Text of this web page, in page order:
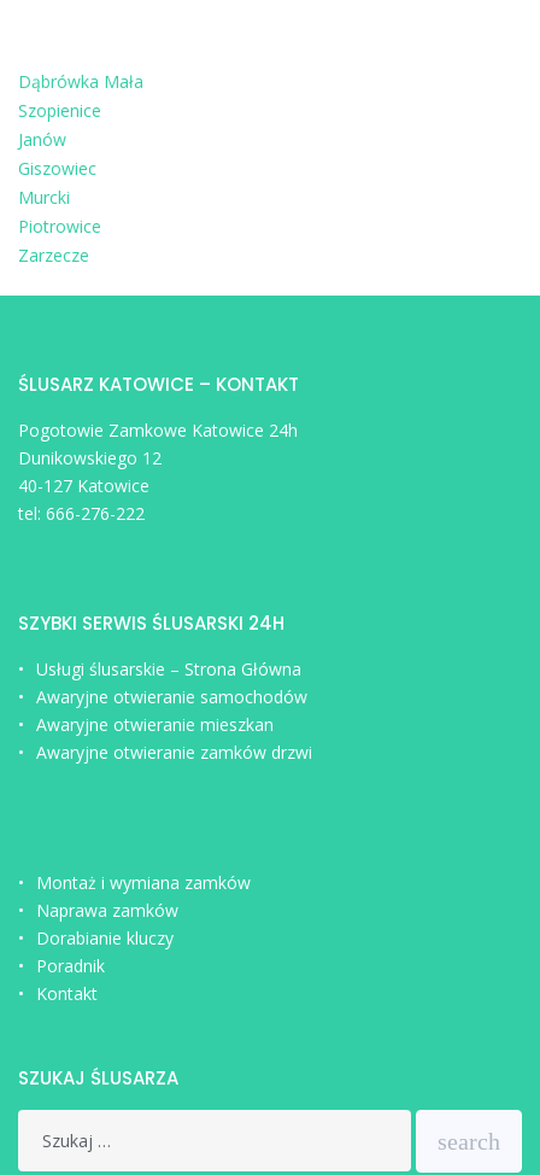
Dąbrówka Mała
Szopienice
Janów
Giszowiec
Murcki
Piotrowice
Zarzecze
ŚLUSARZ KATOWICE – KONTAKT
Pogotowie Zamkowe Katowice 24h
Dunikowskiego 12
40-127 Katowice
tel: 666-276-222
SZYBKI SERWIS ŚLUSARSKI 24H
Usługi ślusarskie – Strona Główna
Awaryjne otwieranie samochodów
Awaryjne otwieranie mieszkan
Awaryjne otwieranie zamków drzwi
Montaż i wymiana zamków
Naprawa zamków
Dorabianie kluczy
Poradnik
Kontakt
SZUKAJ ŚLUSARZA
search